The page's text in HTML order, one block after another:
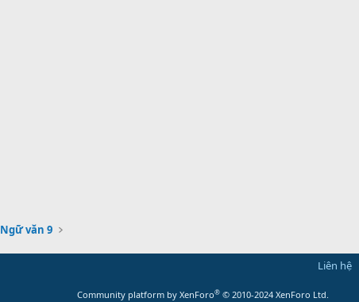
Ngữ văn 9
Liên hệ
Community platform by XenForo® © 2010-2024 XenForo Ltd.